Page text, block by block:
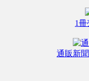
1
通販新